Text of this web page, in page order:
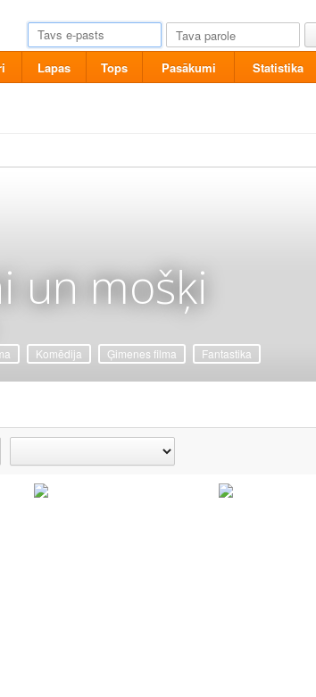
Lapas Tops Pasākumi Statistika
un mošķi
Komēdija Ģimenes filma Fantastika